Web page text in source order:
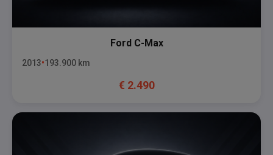
Ford C-Max
2013 193.900 km
€ 2.490